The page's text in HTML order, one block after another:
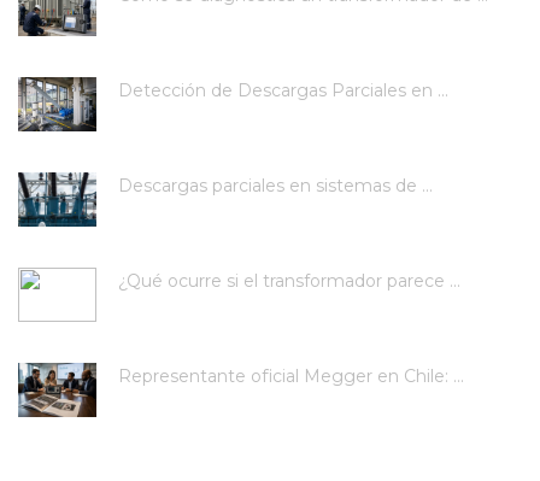
Detección de Descargas Parciales en ...
Descargas parciales en sistemas de ...
¿Qué ocurre si el transformador parece ...
Representante oficial Megger en Chile: ...